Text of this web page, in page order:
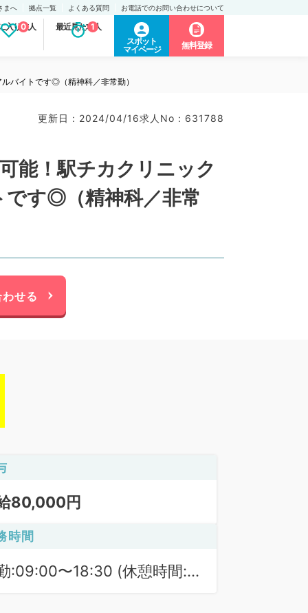
まへ 拠点一覧 よくある質問 お電話でのお問い合わせについて
入り求人
0 最近見た求人
1
スポット
マイページ
無料登録
バイトです◎（精神科／非常勤）
更新日 : 2024/04/16求人No : 631788
能！駅チカクリニック
す◎（精神科／非常
せる
80,000円
時間
:09:00〜18:30 (休憩時間: